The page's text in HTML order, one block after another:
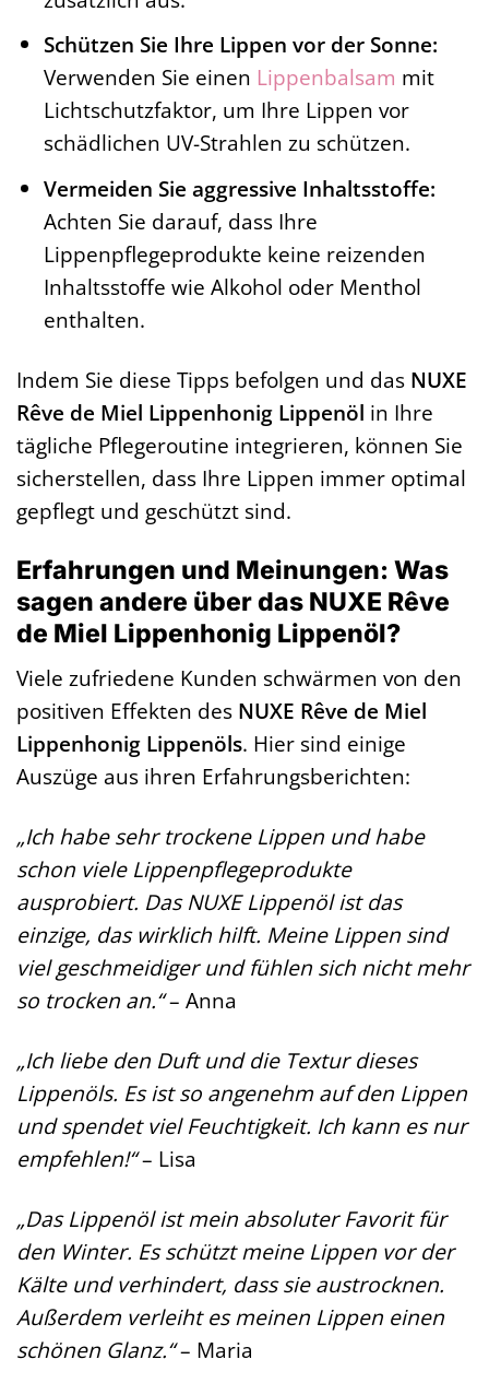
Schützen Sie Ihre Lippen vor der Sonne:
Verwenden Sie einen Lippenbalsam mit
Lichtschutzfaktor, um Ihre Lippen vor
schädlichen UV-Strahlen zu schützen.
Vermeiden Sie aggressive Inhaltsstoffe:
Achten Sie darauf, dass Ihre
Lippenpflegeprodukte keine reizenden
Inhaltsstoffe wie Alkohol oder Menthol
enthalten.
Indem Sie diese Tipps befolgen und das NUXE
Rêve de Miel Lippenhonig Lippenöl in Ihre
tägliche Pflegeroutine integrieren, können Sie
sicherstellen, dass Ihre Lippen immer optimal
gepflegt und geschützt sind.
Erfahrungen und Meinungen: Was
sagen andere über das NUXE Rêve
de Miel Lippenhonig Lippenöl?
Viele zufriedene Kunden schwärmen von den
positiven Effekten des NUXE Rêve de Miel
Lippenhonig Lippenöls. Hier sind einige
Auszüge aus ihren Erfahrungsberichten:
„Ich habe sehr trockene Lippen und habe
schon viele Lippenpflegeprodukte
ausprobiert. Das NUXE Lippenöl ist das
einzige, das wirklich hilft. Meine Lippen sind
viel geschmeidiger und fühlen sich nicht mehr
so trocken an.“– Anna
„Ich liebe den Duft und die Textur dieses
Lippenöls. Es ist so angenehm auf den Lippen
und spendet viel Feuchtigkeit. Ich kann es nur
empfehlen!“– Lisa
„Das Lippenöl ist mein absoluter Favorit für
den Winter. Es schützt meine Lippen vor der
Kälte und verhindert, dass sie austrocknen.
Außerdem verleiht es meinen Lippen einen
schönen Glanz.“– Maria